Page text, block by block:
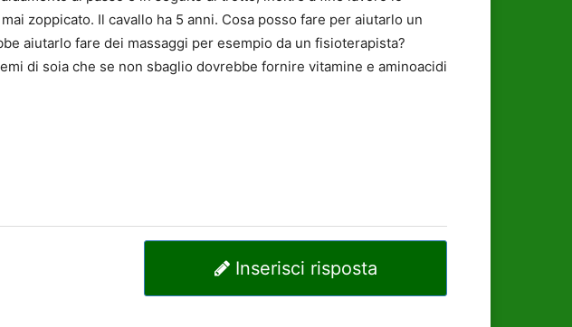
zoppicato. Il cavallo ha 5 anni. Cosa posso fare per aiutarlo un
aiutarlo fare dei massaggi per esempio da un fisioterapista?
di soia che se non sbaglio dovrebbe fornire vitamine e aminoacidi
Inserisci risposta